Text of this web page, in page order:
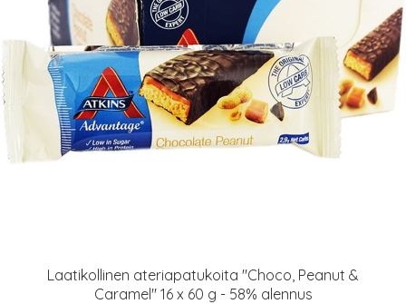
Laatikollinen ateriapatukoita "Choco, Peanut &
Caramel" 16 x 60 g - 58% alennus